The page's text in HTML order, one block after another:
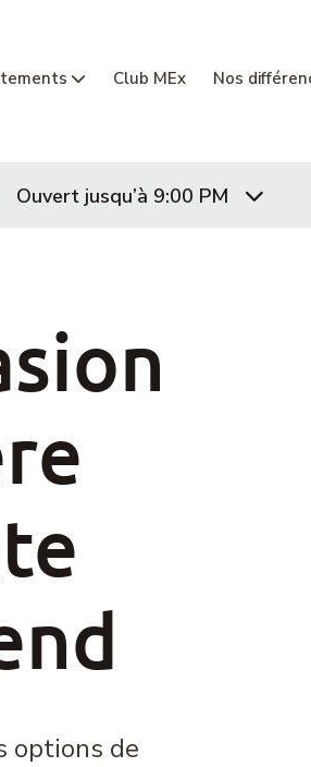
Club MEx Nos
Ouvert jusqu’à 9:00 PM
options de